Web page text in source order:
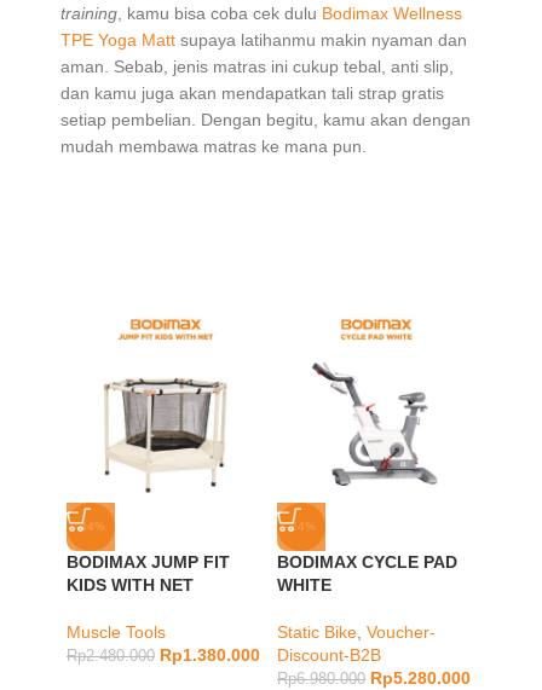
training , kamu bisa coba cek dulu Bodimax Wellness
TPE Yoga Matt supaya latihanmu makin nyaman dan
aman. Sebab, jenis matras ini cukup tebal, anti slip,
dan kamu juga akan mendapatkan tali strap gratis
setiap pembelian. Dengan begitu, kamu akan dengan
mudah membawa matras ke mana pun.
-44%
BODIMAX JUMP FIT
KIDS WITH NET
Muscle Tools
Rp2.480.000 Rp1.380.000
-24%
BODIMAX CYCLE PAD
WHITE
Static Bike Voucher-
Discount-B2B
Rp6.980.000 Rp5.280.000